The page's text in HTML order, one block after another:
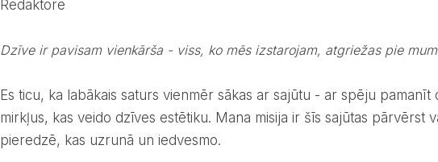
Redaktore
Dzīve ir pavisam vienkārša - viss, ko mēs izstarojam, atgriežas pie
Es ticu, ka labākais saturs vienmēr sākas ar sajūtu - ar spēju pamanīt detaļas, cilvēkus un
mirkļus, kas veido dzīves estētiku. Mana misija ir šīs sajūtas pārvērst
pieredzē, kas uzrunā un iedvesmo.